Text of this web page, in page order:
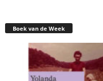
Boek van de Week